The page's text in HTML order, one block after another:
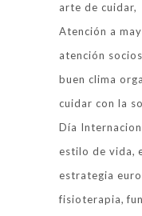
arte de cuidar
Atención a
atención
buen clima
cuidar con la
Día
estilo de vida
estrategia
fisioterapia